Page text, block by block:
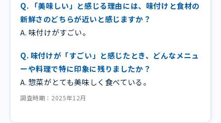
Q. 「美味しい」と感じる理由には、味付けと食材の
新鮮さのどちらが近いと感じますか？
A. 味付けがすごい。
Q. 味付けが「すごい」と感じたとき、どんなメニュ
ーや料理で特に印象に残りましたか？
A. 惣菜がとても美味しく食べている。
調査時期：2025年12月